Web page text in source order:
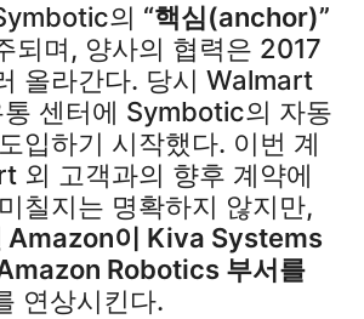
의 “핵심(anchor)”
되며, 양사의 협력은 2017
올라간다. 당시 Walmart
센터에 Symbotic의 자동
입하기 시작했다. 이번 계
외 고객과의 향후 계약에
칠지는 명확하지 않지만,
Amazon이 Kiva Systems
Robotics 부서를
연상시킨다.